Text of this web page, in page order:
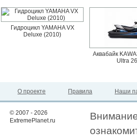
Гидроцикл YAMAHA VX
Deluxe (2010)
Аквабайк
Ultra
О проекте Правила Наши
© 2007 - 2026
ExtremePlanet.ru